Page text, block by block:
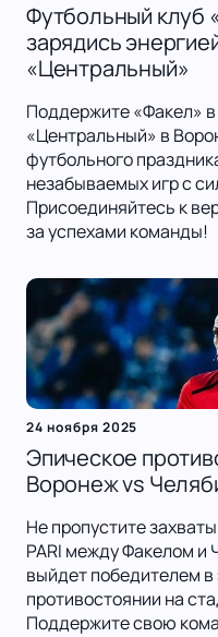
Футбольный клуб
зарядись
«Центральный»
Поддержите «Факел»
«Центральный» в
футбольного
незабываемых игр с
Присоединяйтесь к
за успехами команды!
24 ноября 2025
Эпическое
Воронеж vs
Не пропустите
PARI между Факелом и
выйдет победителем
противостоянии на
Поддержите свою